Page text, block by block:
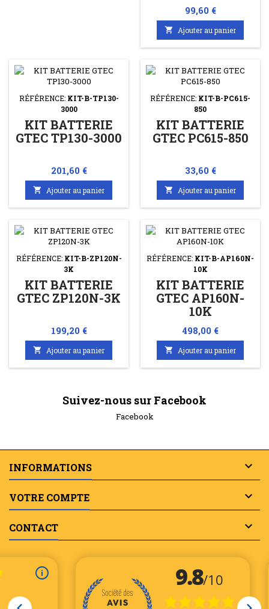
Prix
99,60 €
 Ajouter au panier
RÉFÉRENCE: KIT-B-TP130-
3000
KIT BATTERIE
GTEC TP130-3000
Prix
201,60 €
 Ajouter au panier
RÉFÉRENCE: KIT-B-PC615-
850
KIT BATTERIE
GTEC PC615-850
Prix
33,60 €
 Ajouter au panier
RÉFÉRENCE: KIT-B-ZP120N-
3K
KIT BATTERIE
GTEC ZP120N-3K
Prix
199,20 €
 Ajouter au panier
RÉFÉRENCE: KIT-B-AP160N-
10K
KIT BATTERIE
GTEC AP160N-
10K
Prix
498,00 €
 Ajouter au panier
Suivez-nous sur Facebook
Facebook
INFORMATIONS 
VOTRE COMPTE 
CONTACT 